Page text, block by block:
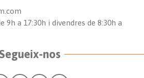
9h a 17:30h i divendres de 8:30h a
nos